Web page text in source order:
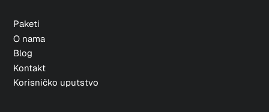
Paketi
O nama
Blog
Kontakt
Korisničko uputstvo